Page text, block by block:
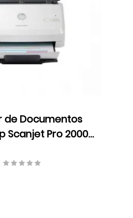
de Documentos
Scanjet Pro 2000
Resolucion 600